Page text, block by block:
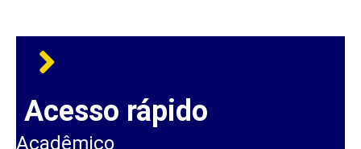
Acesso rápido
Acadêmico